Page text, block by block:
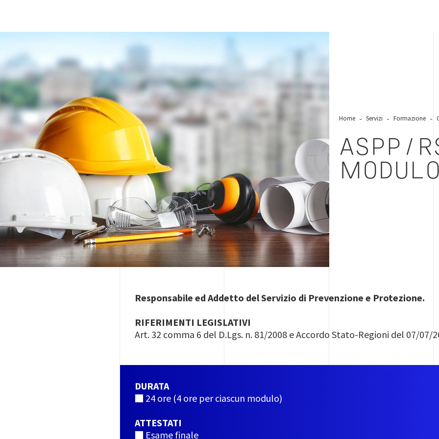
Home Servizi Formazione
ASPP/
Responsabile ed Addetto del Servizio di Prevenzione e Protezione.
RIFERIMENTI LEGISLATIVI
Art. 32 comma 6 del D.Lgs. n. 81/2008 e Accordo Stato-Regioni del 07/07/
DURATA
■ 24 ore (4 ore per ciascun modulo)
ATTESTATI
■ Esame finale